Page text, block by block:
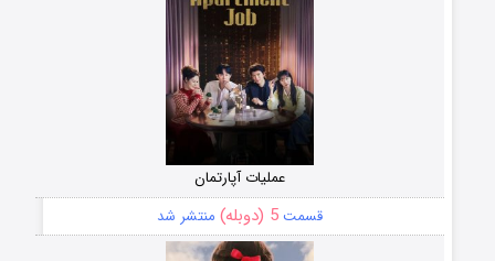
عملیات آپارتمان
قسمت5 (دوبله) منتشر شد